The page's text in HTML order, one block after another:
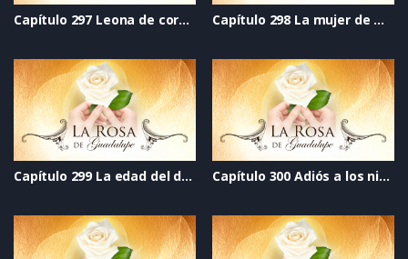
Capítulo 297 Leona de corazón Capítulo 298 La mujer de mi vida
Capítulo 299 La edad del deseo Capítulo 300 Adiós a los ninis